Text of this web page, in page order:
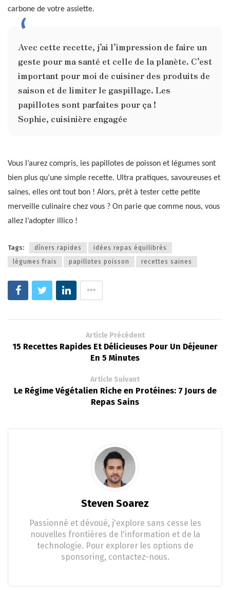
carbone de votre assiette.
Avec cette recette, j’ai l’impression de faire un
geste pour ma santé et celle de la planète. C’est
important pour moi de cuisiner des produits de
saison et de limiter le gaspillage. Les
papillotes sont parfaites pour ça !
Sophie, cuisinière engagée
Vous l’aurez compris, les papillotes de poisson et légumes sont
bien plus qu’une simple recette. Ultra pratiques, savoureuses et
saines, elles ont tout bon ! Alors, prêt à tester cette petite
merveille culinaire chez vous ? On parie que comme nous, vous
allez l’adopter illico !
Tags: dîners rapides
idées repas équilibrés
légumes frais
papillotes poisson recettes saines
Article Précédent
15 Recettes Rapides Et Délicieuses Pour Un Déjeuner
En 5 Minutes
Article Suivant
Le Régime Végétalien Riche en Protéines: 7 Jours de
Repas Sains
Steven Soarez
Passionné et dévoué, j'explore sans cesse les
nouvelles frontières de l'information et de la
technologie. Pour explorer les options de
sponsoring, contactez-nous.